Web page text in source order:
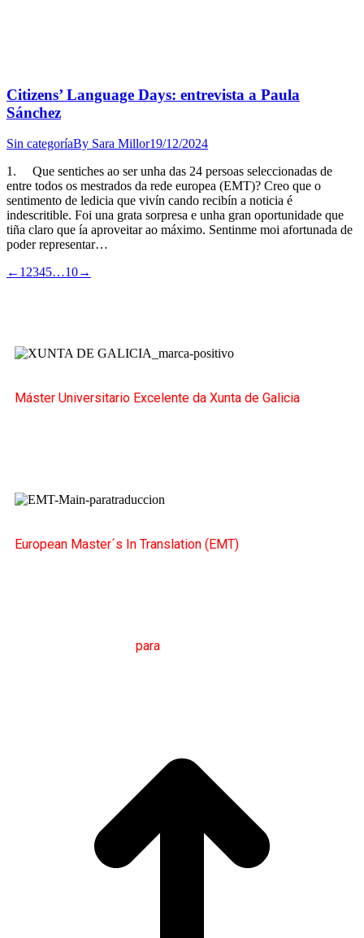
Citizens’ Language Days: entrevista a Paula
Sánchez
Sin categoríaBy Sara Millor19/12/2024
1. Que sentiches ao ser unha das 24 persoas seleccionadas de
entre todos os mestrados da rede europea (EMT)? Creo que o
sentimento de ledicia que vivín cando recibín a noticia é
indescritible. Foi una grata sorpresa e unha gran oportunidade que
tiña claro que ía aproveitar ao máximo. Sentinme moi afortunada de
poder representar…
← 1 2345…10→
Máster Universitario Excelente da Xunta de Galicia
European Master´s In Translation (EMT)
para